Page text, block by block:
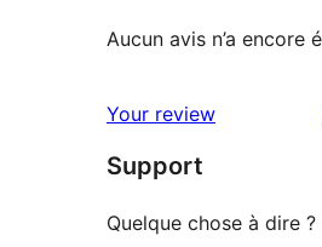
Aucun avis n’a encore
Your review
Support
Quelque chose à dire ?